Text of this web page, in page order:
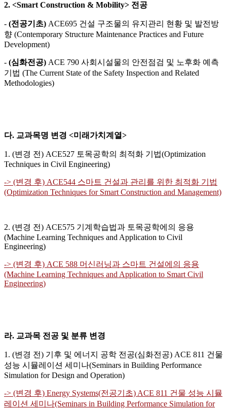
2. <Smart Construction & Mobility> 전공
- (전공기초) ACE695 건설 구조물의 유지관리 현황 및 발전방
향 (Contemporary Structure Maintenance Practices and Future
Development)
- (심화전공) ACE 790 사회시설물의 안전점검 및 노후화 예측
기법 (The Current State of the Safety Inspection and Related
Methodologies)
다. 교과목명 변경 <미래가치계열>
1. (변경 전) ACE527 토목공학의 최적화 기법(Optimization
Techniques in Civil Engineering)
-> (변경 후) ACE544 스마트 건설과 관리를 위한 최적화 기법
(Optimization Techniques for Smart Construction and Management)
2. (변경 전) ACE575 기계학습법과 토목공학에의 응용
(Machine Learning Techniques and Application to Civil
Engineering)
-> (변경 후) ACE 588 머신러닝과 스마트 건설에의 응용
(Machine Learning Techniques and Application to Smart Civil
Engineering)
라. 교과목 전공 및 분류 변경
1. (변경 전) 기후 및 에너지 공학 전공(심화전공) ACE 811 건물
성능 시뮬레이션 세미나(Seminars in Building Performance
Simulation for Design and Operation)
-> (변경 후) Energy Systems(전공기초) ACE 811 건물 성능 시뮬
레이션 세미나(Seminars in Building Performance Simulation for